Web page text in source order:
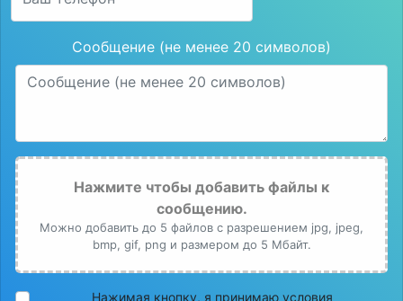
Сообщение (не менее 20 символов)
Нажмите чтобы добавить файлы к
сообщению.
Можно добавить до 5 файлов с разрешением jpg, jpeg,
bmp, gif, png и размером до 5 Мбайт.
Нажимая кнопку, я принимаю условия